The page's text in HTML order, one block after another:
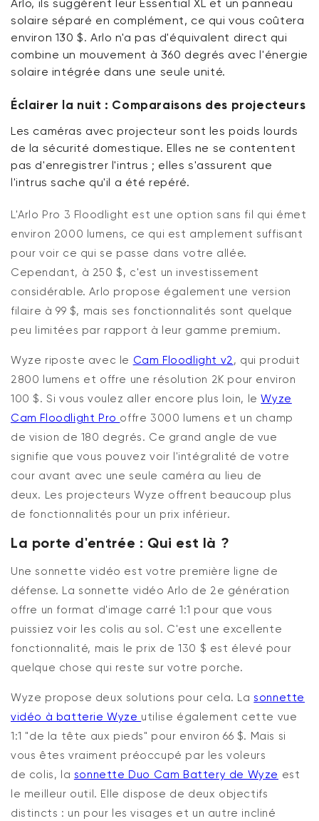
Arlo, ils suggèrent leur Essential XL et un panneau
solaire séparé en complément, ce qui vous coûtera
environ 130 $. Arlon'a pas d'équivalent direct qui
combine un mouvement à 360 degrés avec l'énergie
solaire intégrée dans une seule unité.
Éclairer la nuit : Comparaisons des projecteurs
Les caméras avec projecteur sont les poids lourds
de la sécurité domestique.Elles ne se contentent
pas d'enregistrer l'intrus ; elles s'assurent que
l'intrus sache qu'il a été repéré.
L'Arlo Pro 3 Floodlight est une option sans fil qui émet
environ 2000 lumens, ce qui est amplement suffisant
pour voir ce qui se passe dans votre allée.
Cependant, à 250 $, c'est un investissement
considérable. Arlo propose également une version
filaire à 99 $, mais ses fonctionnalités sont quelque
peu limitées par rapport à leur gamme premium.
Wyze riposte avec le Cam Floodlight v2, qui produit
2800 lumens et offre une résolution 2K pour environ
100 $. Si vous voulez aller encore plus loin, leWyze
Cam Floodlight Pro offre 3000 lumens et un champ
de vision de 180 degrés. Ce grand angle de vue
signifie que vous pouvez voir l'intégralité de votre
cour avant avec une seule caméra au lieu de
deux. Les projecteurs Wyze offrent beaucoup plus
de fonctionnalités pour un prix inférieur.
La porte d'entrée : Qui est là ?
Une sonnette vidéo est votre première ligne de
défense. La sonnette vidéo Arlo de 2e génération
offre un format d'image carré 1:1 pour que vous
puissiez voir les colis au sol. C'est une excellente
fonctionnalité, mais le prix de 130 $ est élevé pour
quelque chose qui reste sur votre porche.
Wyze propose deux solutions pour cela. La sonnette
vidéo à batterie Wyze utilise également cette vue
1:1 "de la tête aux pieds" pour environ 66 $. Mais si
vous êtes vraiment préoccupé par les voleurs
de colis, la sonnette Duo Cam Battery de Wyze est
le meilleur outil. Elle dispose de deux objectifs
distincts : un pour les visages et un autre incliné